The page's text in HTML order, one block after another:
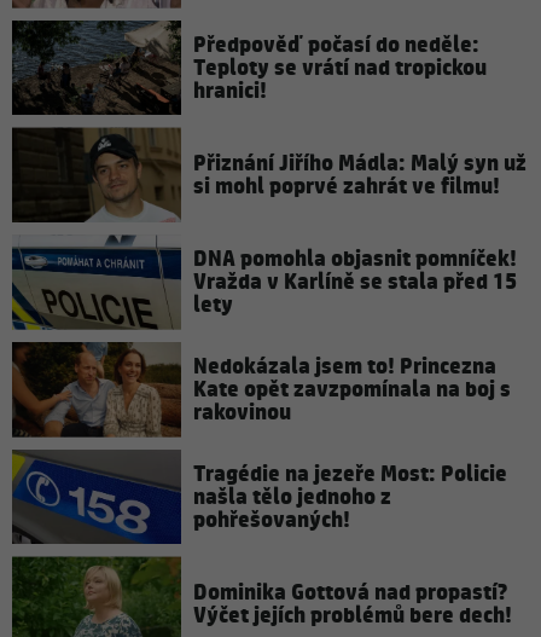
Předpověď počasí do neděle:
Teploty se vrátí nad tropickou
hranici!
Přiznání Jiřího Mádla: Malý syn už
si mohl poprvé zahrát ve filmu!
DNA pomohla objasnit pomníček!
Vražda v Karlíně se stala před 15
lety
Nedokázala jsem to! Princezna
Kate opět zavzpomínala na boj s
rakovinou
Tragédie na jezeře Most: Policie
našla tělo jednoho z
pohřešovaných!
Dominika Gottová nad propastí?
Výčet jejích problémů bere dech!